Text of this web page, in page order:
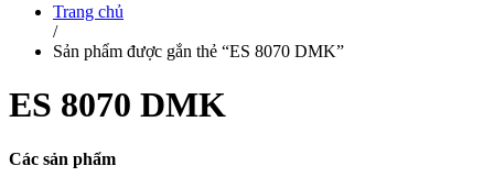
Trang chủ
/
Sản phẩm được gắn thẻ “ES 8070 DMK”
ES 8070 DMK
Các sản phẩm